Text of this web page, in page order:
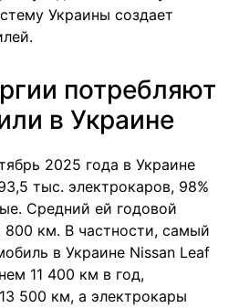
Украины создает
потребляют
в Украине
2025 года в Украине
тыс. электрокаров, 98%
Средний ей годовой
800 км. В частности, самый
в Украине Nissan Leaf
11 400 км в год,
500 км, а электрокары